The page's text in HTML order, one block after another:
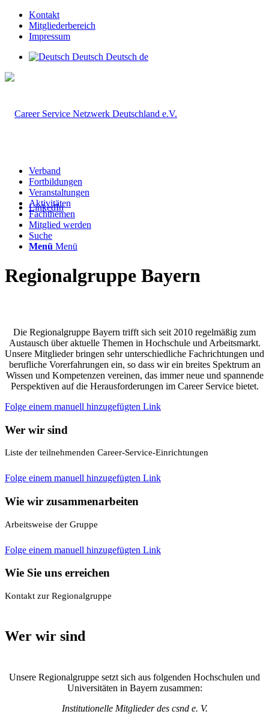
Kontakt
Mitgliederbereich
Impressum
Deutsch Deutsch de
LinkedIn
Verband
Fortbildungen
Veranstaltungen
Aktivitäten
Fachthemen
Mitglied werden
Suche
Menü Menü
Regionalgruppe Bayern
Die Regionalgruppe Bayern trifft sich seit 2010 regelmäßig zum
Austausch über aktuelle Themen in Hochschule und Arbeitsmarkt.
Unsere Mitglieder bringen sehr unterschiedliche Fachrichtungen und
berufliche Vorerfahrungen ein, so dass wir ein breites Spektrum an
Wissen und Kompetenzen vereinen, das immer neue und spannende
Perspektiven auf die Herausforderungen im Career Service bietet.
Folge einem manuell hinzugefügten Link
Wer wir sind
Liste der teilnehmenden Career-Service-Einrichtungen
Folge einem manuell hinzugefügten Link
Wie wir zusammenarbeiten
Arbeitsweise der Gruppe
Folge einem manuell hinzugefügten Link
Wie Sie uns erreichen
Kontakt zur Regionalgruppe
Wer wir sind
Unsere Regionalgruppe setzt sich aus folgenden Hochschulen und
Universitäten in Bayern zusammen:
Institutionelle Mitglieder des csnd e. V.